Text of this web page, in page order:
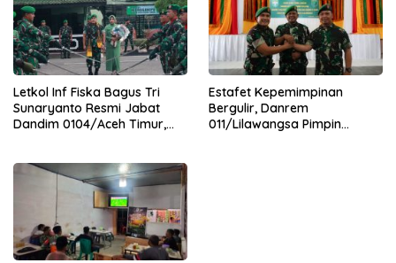
Letkol Inf Fiska Bagus Tri
Sunaryanto Resmi Jabat
Dandim 0104/Aceh Timur,
0104/Atim
Estafet Kepemimpinan
Bergulir, Danrem
011/Lilawangsa Pimpin